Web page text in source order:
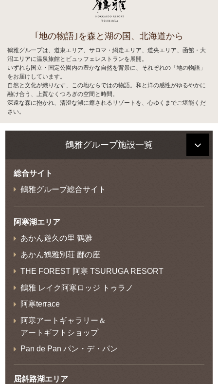
｢地の物語｣を森と湖の国、北海道から
鶴雅グループは、道東エリア、サロマ・網走エリア、道央エリア、函館・大
沼エリアに温泉旅館とビュッフェレストランを展開。
いずれも国立・国定公園内の豊かな自然を背景に、それぞれの「地の物語」
をお届けしています。
自然と文化が織りなす、この地ならではの物語。和と洋の感性がゆるやかに
融け合う、上質なくつろぎの空間と時間。
深遠な森に抱かれ、清澄な湖に癒されるリゾートを、心ゆくまでご堪能くだ
さい。
鶴雅グループ施設一覧
総合サイト
鶴雅グループ総合サイト
阿寒湖エリア
あかん遊久の里 鶴雅
あかん鶴雅別荘 鄙の座
THE FOREST 阿寒 TSURUGA RESORT
鶴雅 レイク阿寒ロッジ トゥラノ
阿寒terrace
阿寒アートギャラリー＆
アートギフトショップ
Pan de Pan パン・デ・パン
屈斜路湖エリア